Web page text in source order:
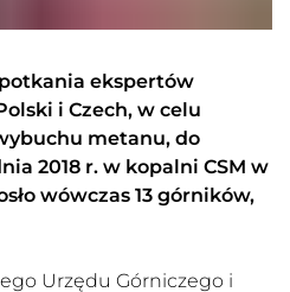
ekspertów
i Czech, w celu
metanu, do
2018 r. w kopalni CSM w
wówczas 13 górników,
Urzędu Górniczego i